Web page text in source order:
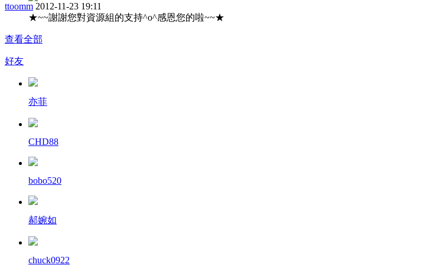
ttoomm 2012-11-23 19:11
★~~謝謝您對資源組的支持^o^感恩您的啦~~★
查看全部
好友
亦菲
CHD88
bobo520
郝婉如
chuck0922